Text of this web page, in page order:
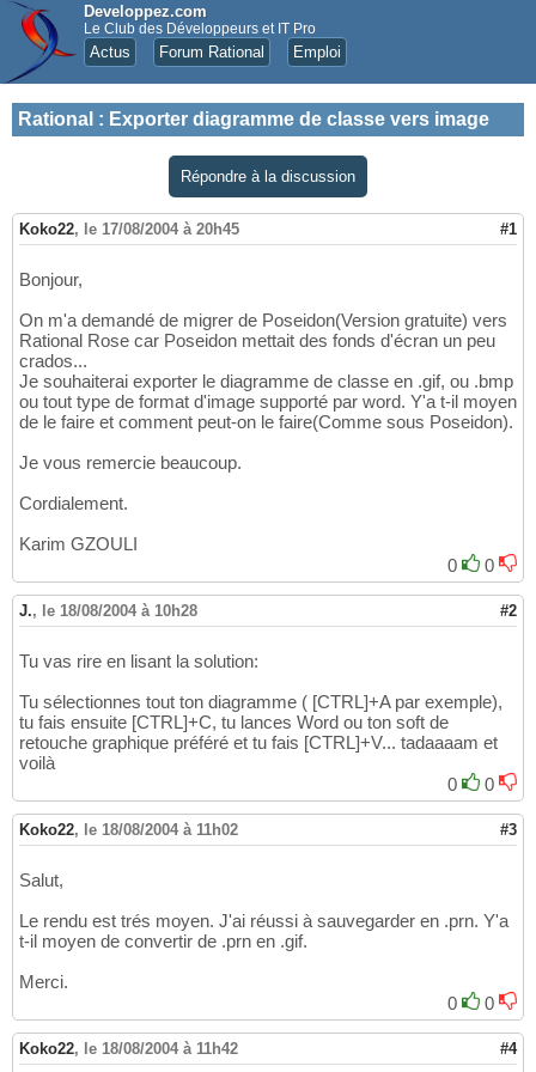
Developpez.com
Le Club des Développeurs et IT Pro
Actus Forum Rational Emploi
Rational : Exporter diagramme de classe vers image
Répondre à la discussion
Koko22, le 17/08/2004 à 20h45 #1
Bonjour,
On m'a demandé de migrer de Poseidon(Version gratuite) vers
Rational Rose car Poseidon mettait des fonds d'écran un peu
crados...
Je souhaiterai exporter le diagramme de classe en .gif, ou .bmp
ou tout type de format d'image supporté par word. Y'a t-il moyen
de le faire et comment peut-on le faire(Comme sous Poseidon).
Je vous remercie beaucoup.
Cordialement.
Karim GZOULI
0
0
J., le 18/08/2004 à 10h28 #2
Tu vas rire en lisant la solution:
Tu sélectionnes tout ton diagramme ( [CTRL]+A par exemple),
tu fais ensuite [CTRL]+C, tu lances Word ou ton soft de
retouche graphique préféré et tu fais [CTRL]+V... tadaaaam et
voilà
0
0
Koko22, le 18/08/2004 à 11h02 #3
Salut,
Le rendu est trés moyen. J'ai réussi à sauvegarder en .prn. Y'a
t-il moyen de convertir de .prn en .gif.
Merci.
0
0
Koko22, le 18/08/2004 à 11h42 #4